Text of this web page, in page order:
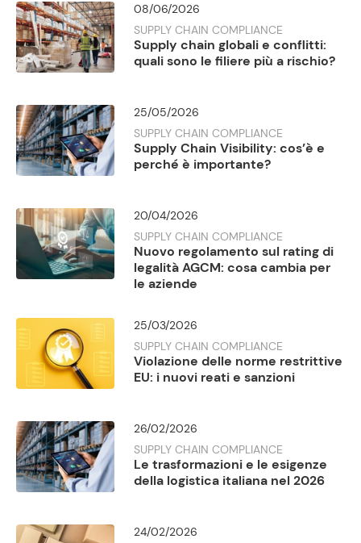
08/06/2026
SUPPLY CHAIN COMPLIANCE
Supply chain globali e conflitti:
quali sono le filiere più a rischio?
25/05/2026
SUPPLY CHAIN COMPLIANCE
Supply Chain Visibility: cos’è e
perché è importante?
20/04/2026
SUPPLY CHAIN COMPLIANCE
Nuovo regolamento sul rating di
legalità AGCM: cosa cambia per
le aziende
25/03/2026
SUPPLY CHAIN COMPLIANCE
Violazione delle norme restrittive
EU: i nuovi reati e sanzioni
26/02/2026
SUPPLY CHAIN COMPLIANCE
Le trasformazioni e le esigenze
della logistica italiana nel 2026
24/02/2026